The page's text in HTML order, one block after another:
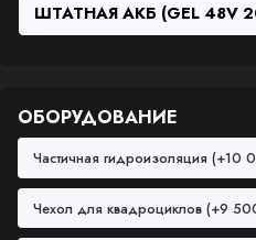
ОБОРУДОВАНИЕ
Частичная гидроизоляция (+10
Чехол для квадроциклов (+9